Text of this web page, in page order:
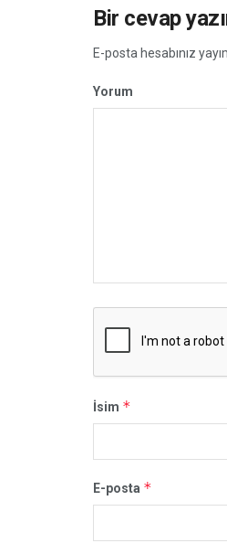
Bir cevap
E-posta hesabınız
Yorum
İsim *
E-posta *